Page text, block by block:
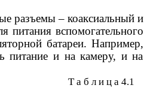
разъемы – коаксиальный и
питания вспомогательного
батареи. Например,
питание и на камеру, и на
Т а б л и ц а 4.1